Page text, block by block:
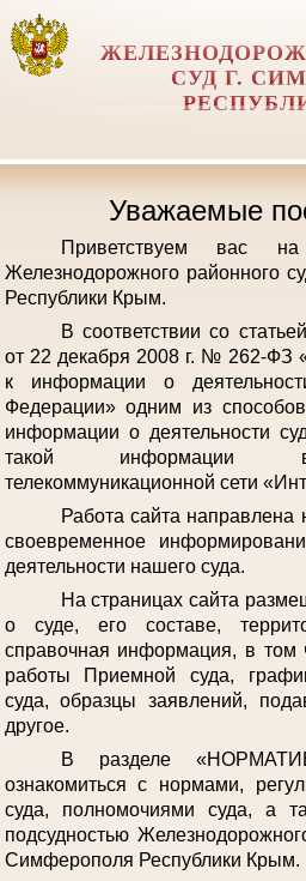
СУД Г.
Уважаемые
Приветствуем вас
Железнодорожного районного
Республики Крым.
В соответствии со
от 22 декабря 2008 г. № 262-ФЗ
к информации о
Федерации» одним из
информации о деятельности
такой информации в
телекоммуникационной сети
Работа сайта направлена
своевременное
деятельности нашего суда.
На страницах сайта
о суде, его составе,
справочная информация, в том
работы Приемной суда,
суда, образцы заявлений,
другое.
В разделе
ознакомиться с нормами,
суда, полномочиями суда, а
подсудностью
Симферополя Республики Крым.